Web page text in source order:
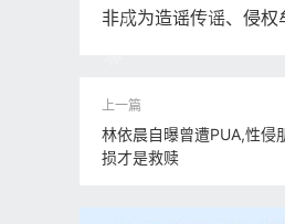
非成为造谣传谣、侵权
林依晨自曝曾遭PUA,性侵
损才是救赎